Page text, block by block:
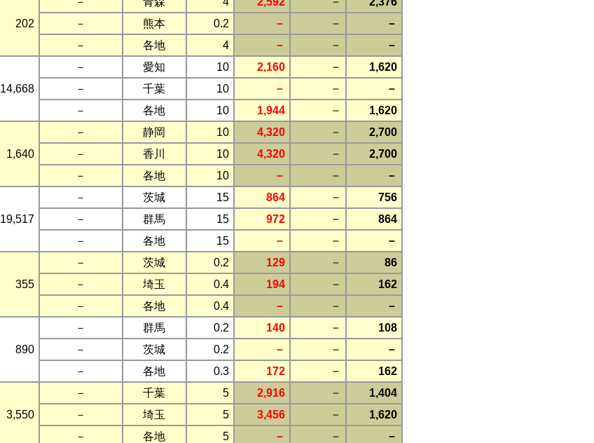
202
－
熊本 0.2 － －
－
－
各地 4 － － －
14,668
－ 愛知 10 2,160 －
1,620
－
千葉 10 － －
－
－
各地 10 1,944 － 1,620
1,640
－ 静岡 10 4,320 －
2,700
－
香川 10 4,320 －
2,700
－
各地 10 － － －
19,517
－ 茨城 15 864 －
756
－
群馬 15 972 －
864
－
各地 15 － － －
355
－ 茨城 0.2 129 －
86
－
埼玉 0.4 194 －
162
－
各地 0.4 － － －
890
－ 群馬 0.2 140 －
108
－
茨城 0.2 － －
－
－
各地 0.3 172 － 162
3,550
－ 千葉 5 2,916 －
1,404
－
埼玉 5 3,456 －
1,620
－
各地 5 － － －